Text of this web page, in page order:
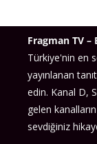
Fragman TV –
Türkiye'nin en
yayınlanan
edin. Kanal D,
gelen
sevdiğiniz